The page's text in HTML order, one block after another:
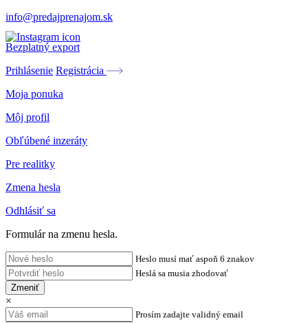
info@predajprenajom.sk
Bezplatný export
Prihlásenie Registrácia
Moja ponuka
Môj profil
Obľúbené inzeráty
Pre realitky
Zmena hesla
Odhlásiť sa
Formulár na zmenu hesla.
Heslo musí mať aspoň 6 znakov
Heslá sa musia zhodovať
Zmeniť
×
Prosím zadajte validný email